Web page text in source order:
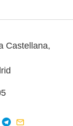
Castellana,